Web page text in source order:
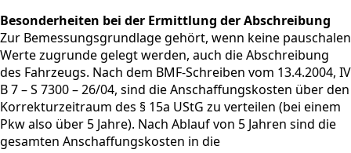
Besonderheiten bei der Ermittlung der Abschreibung
Zur Bemessungsgrundlage gehört, wenn keine pauschalen
Werte zugrunde gelegt werden, auch die Abschreibung
des Fahrzeugs. Nach dem BMF-Schreiben vom 13.4.2004, IV
B 7 – S 7300 – 26/04, sind die Anschaffungskosten über den
Korrekturzeitraum des § 15a UStG zu verteilen (bei einem
Pkw also über 5 Jahre). Nach Ablauf von 5 Jahren sind die
gesamten Anschaffungskosten in die